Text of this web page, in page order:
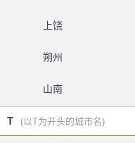
上饶
朔州
山南
T (以T为开头的城市名)